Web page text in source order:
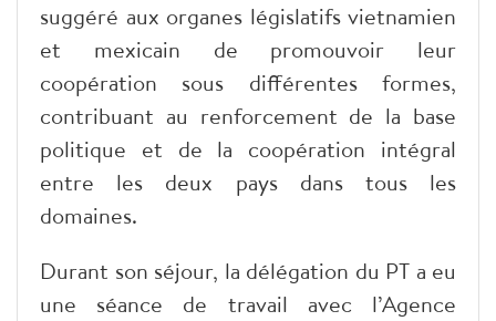
suggéré aux organes législatifs vietnamien
et mexicain de promouvoir leur
coopération sous différentes formes,
contribuant au renforcement de la base
politique et de la coopération intégral
entre les deux pays dans tous les
domaines.
Durant son séjour, la délégation du PT a eu
une séance de travail avec l’Agence